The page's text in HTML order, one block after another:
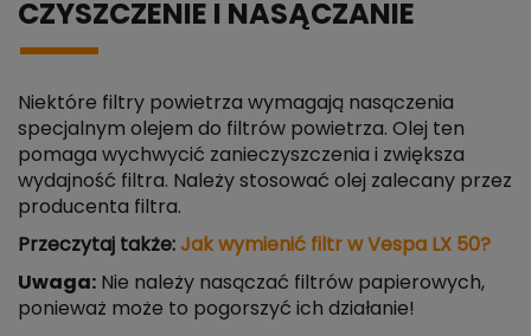
CZYSZCZENIE I NASĄCZANIE
Niektóre filtry powietrza wymagają nasączenia
specjalnym olejem do filtrów powietrza. Olej ten
pomaga wychwycić zanieczyszczenia i zwiększa
wydajność filtra. Należy stosować olej zalecany przez
producenta filtra.
Przeczytaj także: Jak wymienić filtr w Vespa LX 50?
Uwaga: Nie należy nasączać filtrów papierowych,
ponieważ może to pogorszyć ich działanie!